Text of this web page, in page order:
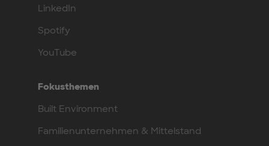
LinkedIn
Spotify
YouTube
Fokusthemen
Built Environment
Familienunternehmen & Mittelstand